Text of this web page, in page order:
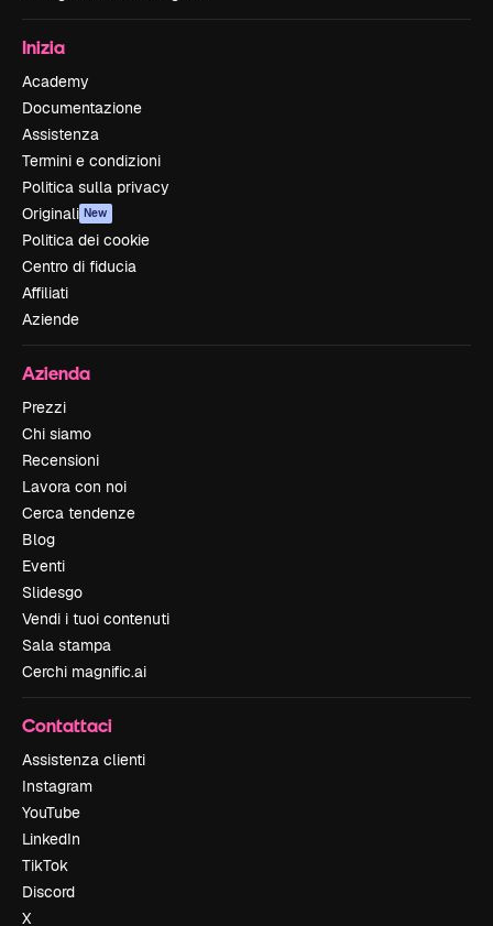
Inizia
Academy
Documentazione
Assistenza
Termini e condizioni
Politica sulla privacy
Originali New
Politica dei cookie
Centro di fiducia
Affiliati
Aziende
Azienda
Prezzi
Chi siamo
Recensioni
Lavora con noi
Cerca tendenze
Blog
Eventi
Slidesgo
Vendi i tuoi contenuti
Sala stampa
Cerchi magnific.ai
Contattaci
Assistenza clienti
Instagram
YouTube
LinkedIn
TikTok
Discord
X